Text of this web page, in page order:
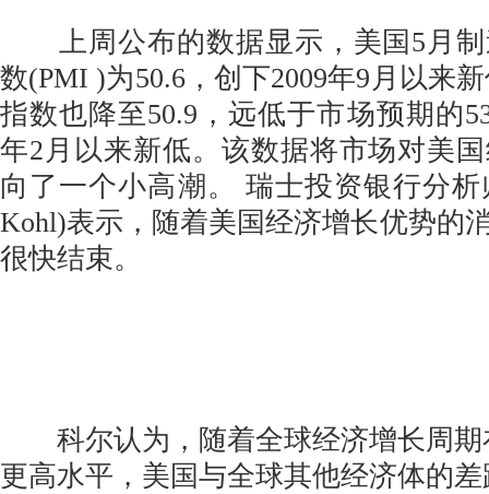
上周公布的数据显示，美国5月制
数(PMI )为50.6，创下2009年9月以来
指数也降至50.9，远低于市场预期的
年2月以来新低。该数据将市场对美
向了一个小高潮。 瑞士投资银行分析
Kohl)表示，随着美国经济增长优势的
很快结束。
科尔认为，随着全球经济增长周期
更高水平，美国与全球其他经济体的